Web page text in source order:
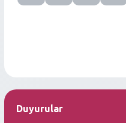
Duyurular